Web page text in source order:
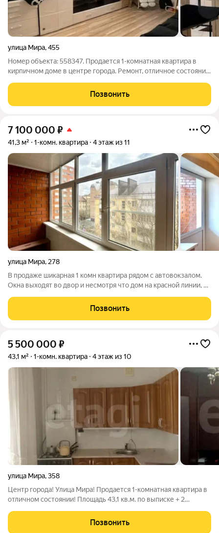
улица Мира,455
Номер объекта: 558347. Продается 1-комнатная квартира в
кирпичном доме в центре города. Ремонт, отличное состояние.
взрослый собственник, обременений нет. Квартира подходит
как для личного
Позвонить
7 100 000 ₽
41,3 м² 1-комн. квартира 4 этаж из 11
улица Мира, 278
В продаже шикарная 1 комн квартира рядом с автовокзалом.
Окна выходят во двор и несмотря что дом на красной линии, в
заходи и живи. Кухня прекрасной планировки и размера.
Комната просторная.
Позвонить
5 500 000 ₽
43,1 м² 1-комн. квартира 4 этаж из 10
улица Мира,358
Центр города! Улица Мира! Пpoдается 1-комнатная квартира в
отличном состоянии! Площадь 43,1 кв.м. по выписке + 2
дополнительные места хранения- кладовая! Комфортный 4-й
этаж! Остается кухонный
Позвонить